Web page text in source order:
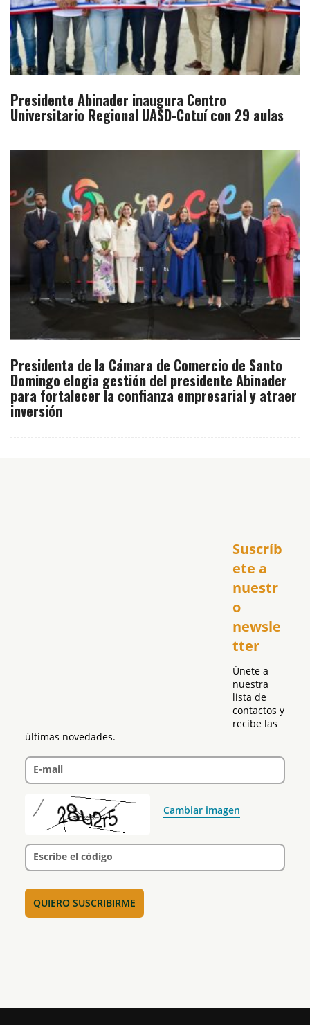
Presidente Abinader inaugura Centro
Universitario Regional UASD-Cotuí con 29 aulas
Presidenta de la Cámara de Comercio de Santo
Domingo elogia gestión del presidente Abinader
para fortalecer la confianza empresarial y atraer
inversión
Suscríb
ete a
nuestr
o
newsle
tter
Únete a
nuestra
lista de
contactos y
recibe las
últimas novedades.
E-mail
Cambiar imagen
Escribe el código